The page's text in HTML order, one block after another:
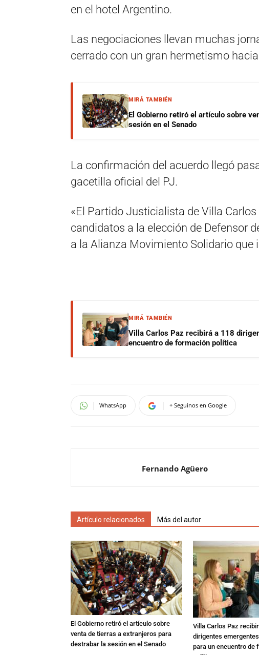
en el hotel Argentino.
Las negociaciones llevan muchas
cerrado con un gran hermetismo
MIRÁ TAMBIÉN
El Gobierno retiró el artículo sobre
sesión en el Senado
La confirmación del acuerdo llegó
gacetilla oficial del PJ.
«El Partido Justicialista de Villa
candidatos a la elección de Defensor
a la Alianza Movimiento Solidario que
MIRÁ TAMBIÉN
Villa Carlos Paz recibirá a 118
encuentro de formación política
WhatsApp + Seguinos en Google
Fernando Agüero
Artículo relacionados Más del autor
El Gobierno retiró el artículo sobre
venta de tierras a extranjeros para
destrabar la sesión en el Senado
Villa Carlos Paz
dirigentes
para un encuentro de